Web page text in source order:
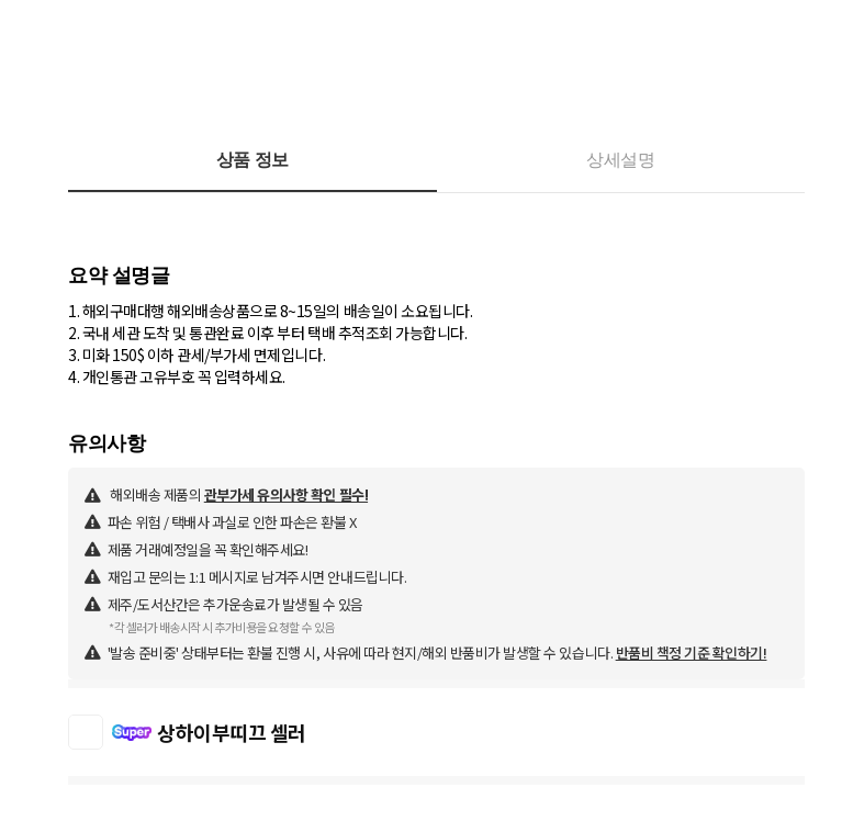
상품 정보 상세설명
요약 설명글
1. 해외구매대행 해외배송상품으로 8~15일의 배송일이 소요됩니다.
2. 국내 세관 도착 및 통관완료 이후 부터 택배 추적조회 가능합니다.
3. 미화 150$ 이하 관세/부가세 면제입니다.
4. 개인통관 고유부호 꼭 입력하세요.
유의사항
해외배송 제품의 관부가세 유의사항 확인 필수!
파손 위험 / 택배사 과실로 인한 파손은 환불 X
제품 거래예정일을 꼭 확인해주세요!
재입고 문의는 1:1 메시지로 남겨주시면 안내드립니다.
제주/도서산간은 추가운송료가 발생될 수 있음
*각 셀러가 배송시작 시 추가비용을 요청할 수 있음
'발송 준비중' 상태부터는 환불 진행 시, 사유에 따라 현지/해외 반품비가 발생할 수 있습니다. 반품비 책정 기준 확인하기!
상하이부띠끄 셀러